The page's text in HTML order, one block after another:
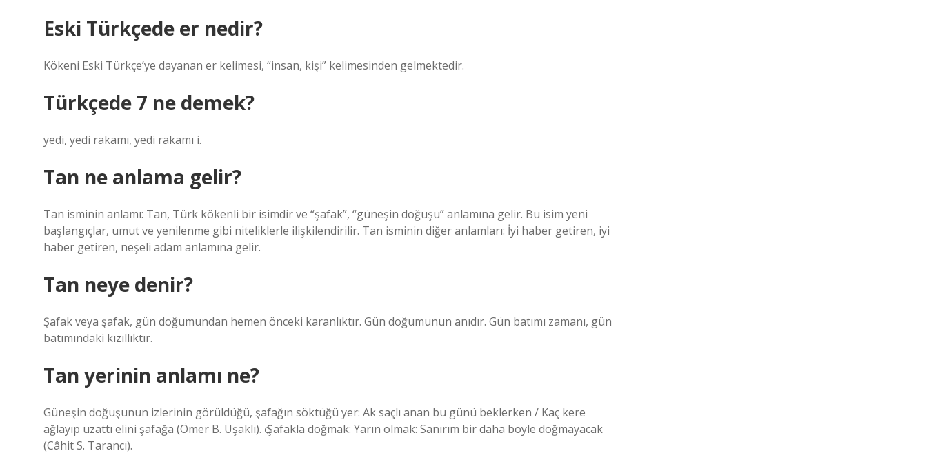
Eski Türkçede er nedir?
Kökeni Eski Türkçe’ye dayanan er kelimesi, “insan, kişi” kelimesinden gelmektedir.
Türkçede 7 ne demek?
yedi, yedi rakamı, yedi rakamı i.
Tan ne anlama gelir?
Tan isminin anlamı: Tan, Türk kökenli bir isimdir ve “şafak”, “güneşin doğuşu” anlamına gelir. Bu isim yeni
başlangıçlar, umut ve yenilenme gibi niteliklerle ilişkilendirilir. Tan isminin diğer anlamları: İyi haber getiren, iyi
haber getiren, neşeli adam anlamına gelir.
Tan neye denir?
Şafak veya şafak, gün doğumundan hemen önceki karanlıktır. Gün doğumunun anıdır. Gün batımı zamanı, gün
batımındaki kızıllıktır.
Tan yerinin anlamı ne?
Güneşin doğuşunun izlerinin görüldüğü, şafağın söktüğü yer: Ak saçlı anan bu günü beklerken / Kaç kere
ağlayıp uzattı elini şafağa (Ömer B. Uşaklı). ѻ Şafakla doğmak: Yarın olmak: Sanırım bir daha böyle doğmayacak
(Câhit S. Tarancı).